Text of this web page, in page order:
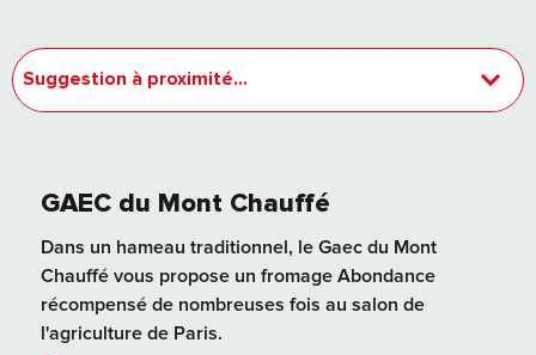
Suggestion à proximité...
GAEC du Mont Chauffé
Dans un hameau traditionnel, le Gaec du Mont
Chauffé vous propose un fromage Abondance
récompensé de nombreuses fois au salon de
l'agriculture de Paris.